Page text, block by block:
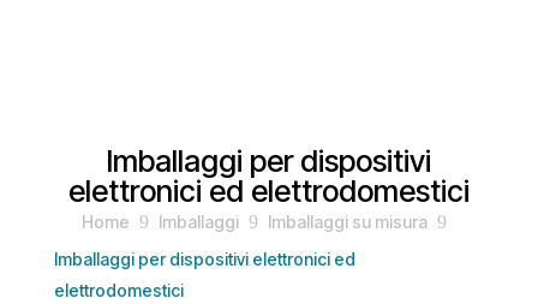
Imballaggi per dispositivi
elettronici ed elettrodomestici
Home 9 Imballaggi 9 Imballaggi su misura 9
Imballaggi per dispositivi elettronici ed
elettrodomestici